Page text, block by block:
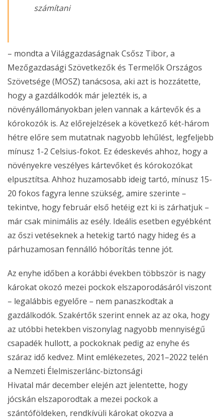
számítani
– mondta a Világgazdaságnak Csősz Tibor, a
Mezőgazdasági Szövetkezők és Termelők Országos
Szövetsége (MOSZ) tanácsosa, aki azt is hozzátette,
hogy a gazdálkodók már jelezték is, a
növényállományokban jelen vannak a kártevők és a
kórokozók is. Az előrejelzések a következő két-három
hétre előre sem mutatnak nagyobb lehűlést, legfeljebb
mínusz 1-2 Celsius-fokot. Ez édeskevés ahhoz, hogy a
növényekre veszélyes kártevőket és kórokozókat
elpusztítsa. Ahhoz huzamosabb ideig tartó, mínusz 15-
20 fokos fagyra lenne szükség, amire szerinte –
tekintve, hogy február első hetéig ezt ki is zárhatjuk –
már csak minimális az esély. Ideális esetben egyébként
az őszi vetéseknek a hetekig tartó nagy hideg és a
párhuzamosan fennálló hóborítás tenne jót.
Az enyhe időben a korábbi években többször is nagy
károkat okozó mezei pockok elszaporodásáról viszont
– legalábbis egyelőre – nem panaszkodtak a
gazdálkodók. Szakértők szerint ennek az az oka, hogy
az utóbbi hetekben viszonylag nagyobb mennyiségű
csapadék hullott, a pockoknak pedig az enyhe és
száraz idő kedvez. Mint emlékezetes, 2021–2022 telén
a Nemzeti Élelmiszerlánc-biztonsági
Hivatal már december elején azt jelentette, hogy
jócskán elszaporodtak a mezei pockok a
szántóföldeken, rendkívüli károkat okozva a